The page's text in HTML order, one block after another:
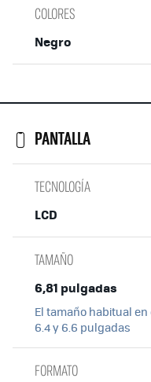
COLORES
Negro
PANTALLA
TECNOLOGÍA
LCD
TAMAÑO
6,81 pulgadas
El tamaño habitual
6.4 y 6.6 pulgadas
FORMATO